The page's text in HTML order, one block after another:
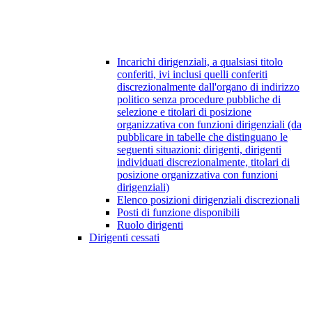
Incarichi dirigenziali, a qualsiasi titolo
conferiti, ivi inclusi quelli conferiti
discrezionalmente dall'organo di indirizzo
politico senza procedure pubbliche di
selezione e titolari di posizione
organizzativa con funzioni dirigenziali (da
pubblicare in tabelle che distinguano le
seguenti situazioni: dirigenti, dirigenti
individuati discrezionalmente, titolari di
posizione organizzativa con funzioni
dirigenziali)
Elenco posizioni dirigenziali discrezionali
Posti di funzione disponibili
Ruolo dirigenti
Dirigenti cessati